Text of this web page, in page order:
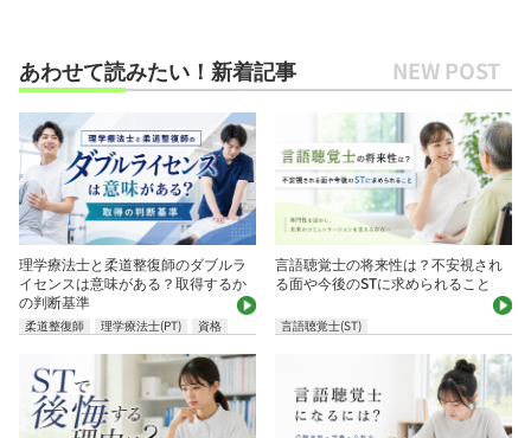
あわせて読みたい！新着記事
理学療法士と柔道整復師のダブルラ
イセンスは意味がある？取得するか
の判断基準
柔道整復師 理学療法士(PT) 資格
言語聴覚士の将来性は？不安視され
る面や今後のSTに求められること
言語聴覚士(ST)